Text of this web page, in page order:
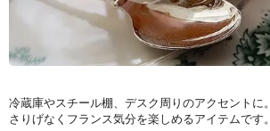
冷蔵庫やスチール棚、デスク周りのアクセントに。
さりげなくフランス気分を楽しめるアイテムです。